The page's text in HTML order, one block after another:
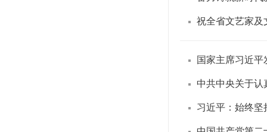
祝全省文艺家及
国家主席习近
中共中央关于认
习近平：始终坚